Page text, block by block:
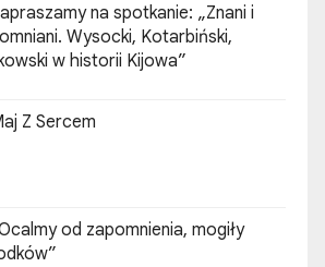
na spotkanie: „Znani i
Wysocki, Kotarbiński,
w historii Kijowa”
Z Sercem
od zapomnienia, mogiły